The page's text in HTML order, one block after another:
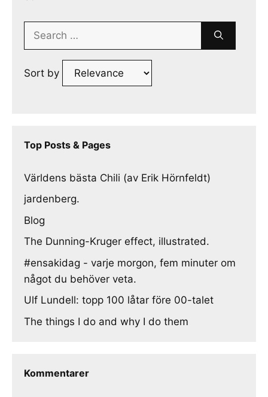
Search
Sort by
Top Posts & Pages
Världens bästa Chili (av Erik Hörnfeldt)
jardenberg.
Blog
The Dunning-Kruger effect, illustrated.
#ensakidag - varje morgon, fem minuter om
något du behöver veta.
Ulf Lundell: topp 100 låtar före 00-talet
The things I do and why I do them
Kommentarer